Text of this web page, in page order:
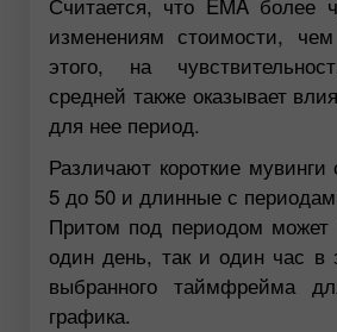
изменениям стоимости,
этого, на
средней также оказывает
для нее период.
Различают короткие
5 до 50 и длинные с
Притом под периодом может
один день, так и один час в
выбранного таймфрейма
графика.